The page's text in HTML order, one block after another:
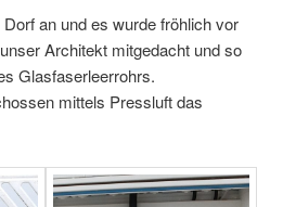
an und es wurde fröhlich vor
Architekt mitgedacht und so
Glasfaserleerrohrs.
mittels Pressluft das